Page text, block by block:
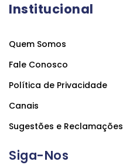
Institucional
Quem Somos
Fale Conosco
Política de Privacidade
Canais
Sugestões e Reclamações
Siga-Nos